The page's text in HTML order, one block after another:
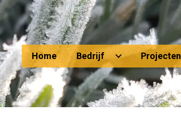
Home Bedrijf Projecten